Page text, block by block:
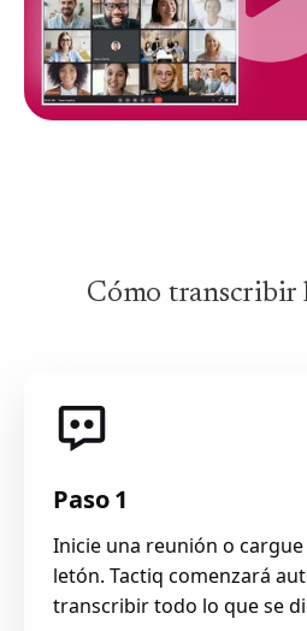
Cómo transcribir
Paso 1
Inicie una reunión o
letón. Tactiq comenzará
transcribir todo lo que se